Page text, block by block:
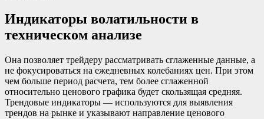
Индикаторы волатильности в
техническом анализе
Она позволяет трейдеру рассматривать сглаженные данные, а
не фокусироваться на ежедневных колебаниях цен. При этом
чем больше период расчета, тем более сглаженной
относительно ценового графика будет скользящая средняя.
Трендовые индикаторы — используются для выявления
трендов на рынке и указывают направление ценового